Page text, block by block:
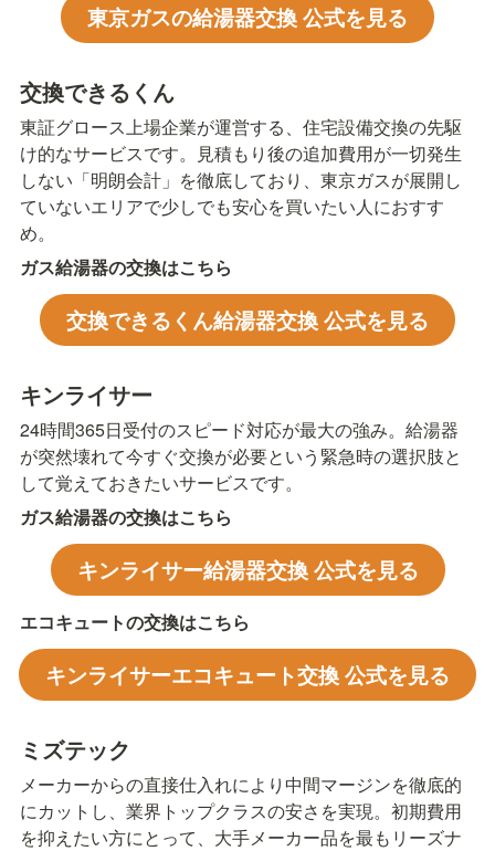
東京ガスの給湯器交換 公式を見る
交換できるくん
東証グロース上場企業が運営する、住宅設備交換の先駆
け的なサービスです。見積もり後の追加費用が一切発生
しない「明朗会計」を徹底しており、東京ガスが展開し
ていないエリアで少しでも安心を買いたい人におすす
め。
ガス給湯器の交換はこちら
交換できるくん給湯器交換 公式を見る
キンライサー
24時間365日受付のスピード対応が最大の強み。給湯器
が突然壊れて今すぐ交換が必要という緊急時の選択肢と
して覚えておきたいサービスです。
ガス給湯器の交換はこちら
キンライサー給湯器交換 公式を見る
エコキュートの交換はこちら
キンライサーエコキュート交換 公式を見る
ミズテック
メーカーからの直接仕入れにより中間マージンを徹底的
にカットし、業界トップクラスの安さを実現。初期費用
を抑えたい方にとって、大手メーカー品を最もリーズナ